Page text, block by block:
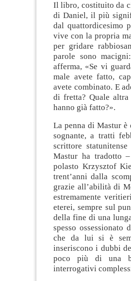
Il libro, costituito da
di Daniel, il più
dal quattordicesimo
vive con la propria
per gridare
parole sono
afferma, «Se vi
male avete fatto,
avete combinato. E
di fretta? Quale
hanno già fatto?».
La penna di Mastur è
sognante, a tratti
scrittore
Mastur ha tradotto
polasto Krzysztof
trent’anni dalla
grazie all’abilità di
estremamente
eterei, sempre sul
della fine di una
spesso
che da lui si è
inseriscono i dubbi
poco più di una
interrogativi